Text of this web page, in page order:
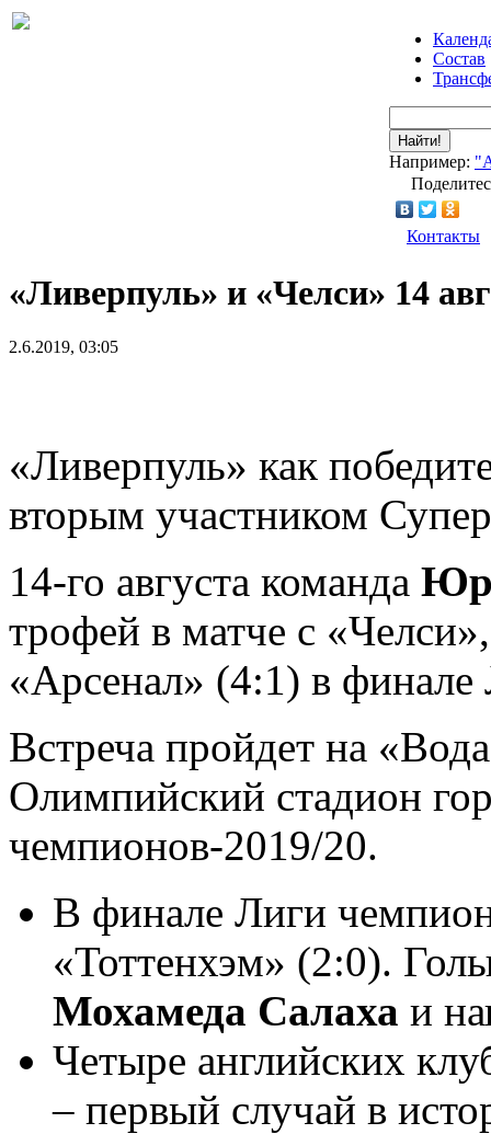
Состав
Найти!
Например:
Контакты
«Ливерпуль» и «Челси» 14
2.6.2019, 03:05
«Ливерпуль» как
вторым участником
14-го августа команда
трофей в матче с
«Арсенал» (4:1) в
Встреча пройдет на
Олимпийский стадион
чемпионов-2019/20.
В финале Лиги
«Тоттенхэм» (2:0).
Мохамеда Салаха и
Четыре английских
– первый случай в